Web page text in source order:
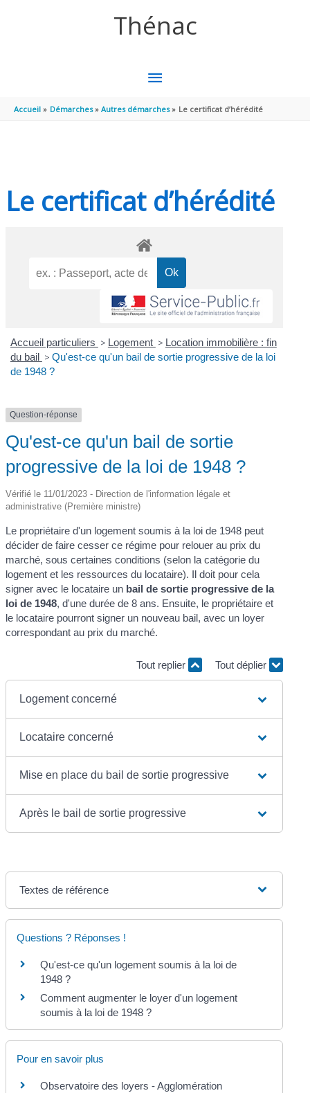
Thénac
MENU
PRINCIPAL
Accueil Démarches Autres démarches Le certificat d’hérédité
Le certificat d’hérédité
Accueil particuliers > Logement > Location immobilière : fin
du bail > Qu'est-ce qu'un bail de sortie progressive de la loi
de 1948 ?
Question-réponse
Qu'est-ce qu'un bail de sortie
progressive de la loi de 1948 ?
Vérifié le 11/01/2023 - Direction de l'information légale et
administrative (Première ministre)
Le propriétaire d'un logement soumis à la loi de 1948 peut
décider de faire cesser ce régime pour relouer au prix du
marché, sous certaines conditions (selon la catégorie du
logement et les ressources du locataire). Il doit pour cela
signer avec le locataire un bail de sortie progressive de la
loi de 1948, d'une durée de 8 ans. Ensuite, le propriétaire et
le locataire pourront signer un nouveau bail, avec un loyer
correspondant au prix du marché.
Tout replier Tout déplier
Logement concerné
Locataire concerné
Mise en place du bail de sortie progressive
Après le bail de sortie progressive
Textes de référence
Questions ? Réponses !
Qu'est-ce qu'un logement soumis à la loi de
1948 ?
Comment augmenter le loyer d'un logement
soumis à la loi de 1948 ?
Pour en savoir plus
Observatoire des loyers - Agglomération